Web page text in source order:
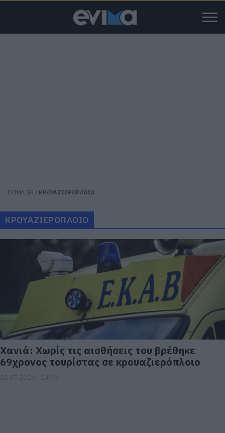
EVIMA.GR / ΚΡΟΥΑΖΙΕΡΟΠΛΟΙΟ
ΚΡΟΥΑΖΙΕΡΟΠΛΟΙΟ
Χανιά: Χωρίς τις αισθήσεις του βρέθηκε
69χρονος τουρίστας σε κρουαζιερόπλοιο